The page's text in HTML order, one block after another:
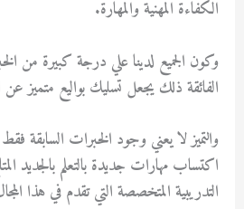
الكفاءة المهنية والمهارة.
وكون الجميع لدينا علي درجة كبيرة من
الفائقة ذلك يجعل تسليك بواليع متميز عن
والتميز لا يعني وجود الخبرات السابقة
اكتساب مهارات جديدة بالتعلم بالجديد
التدريبية المتخصصة التي تقدم في هذا